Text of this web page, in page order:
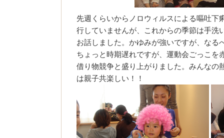
先週くらいからノロウィルスによる嘔吐
行していませんが、これからの季節は手洗
お話しました。かゆみが強いですが、なる
ちょっと時期遅れですが、運動会ごっこを
借り物競争と盛り上がりました。みんなの
は親子共楽しい！！